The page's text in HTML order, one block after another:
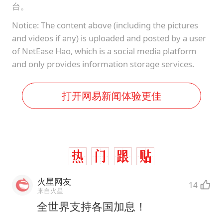
台。
Notice: The content above (including the pictures
and videos if any) is uploaded and posted by a user
of NetEase Hao, which is a social media platform
and only provides information storage services.
打开网易新闻体验更佳
火星网友
来自火星 14
全世界支持各国加息！